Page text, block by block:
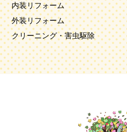
内装リフォーム
外装リフォーム
クリーニング・害虫駆除